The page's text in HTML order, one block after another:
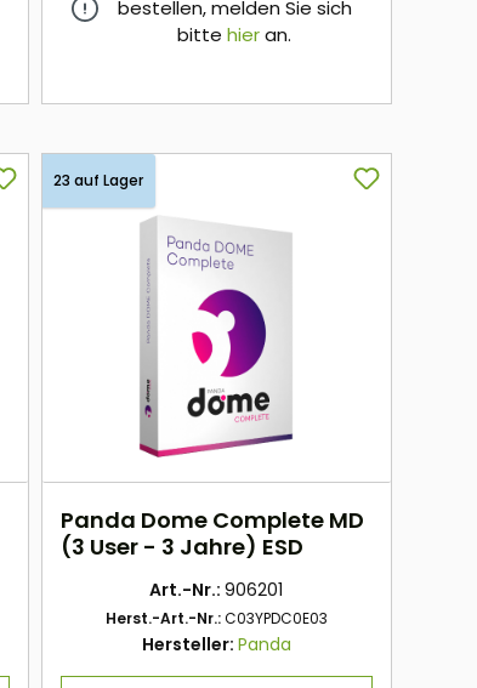
bestellen, melden Sie sich
bittehieran.
23 auf Lager
Panda Dome Complete MD
(3 User - 3 Jahre) ESD
Art.-Nr.:906201
Herst.-Art.-Nr.:C03YPDC0E03
Hersteller: Panda